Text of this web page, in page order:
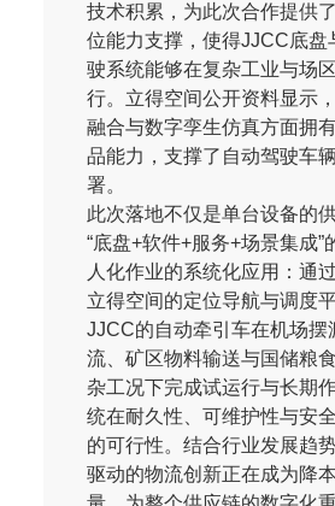
技术积累，为此次合作提供
位能力支撑，使得JJCC底盘
驶系统能够在复杂工业与场
行。立得空间公开资料显示
融合与数字孪生仿真方面拥
品能力，支撑了自动驾驶车
署。
此次落地不仅是单台设备的
“底盘+软件+服务+场景集成”
人化作业的系统化应用：通
立得空间的定位导航与调度
JJCC的自动牵引车在机场摆
流、矿区物料输送与国储粮
杂工况下完成试运行与长期
统在耐久性、可维护性与安
的可行性。结合行业发展趋
驱动的物流创新正在成为降